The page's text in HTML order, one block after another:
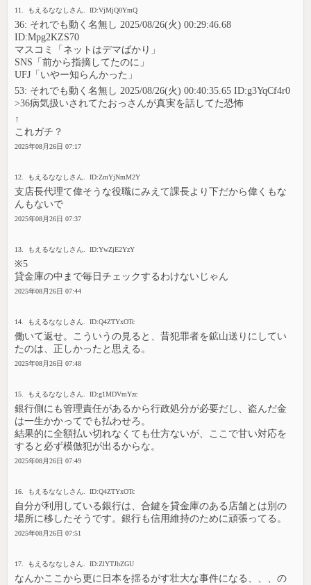
11. もえるななしさん. ID:VjMjQ0YmQ
36: それでも動く名無し 2025/08/26(火) 00:29:46.68
ID:Mpg2KZS70
マスコミ「ネットはデマばかり」
SNS「前から指摘してたのに」
UFJ「いやー知らんかった」
53: それでも動く名無し 2025/08/26(火) 00:40:35.65 ID:g3YqCf4r0
>36病気扱いされてたおっさんが真実を話してた恐怖
↑
これガチ？
2025年08月26日 07:17
12. もえるななしさん. ID:ZmYjNmM2Y
支店長代理て偉そうな役職にみえて課長より下だから偉くもな
んもないで
2025年08月26日 07:37
13. もえるななしさん. ID:YwZjE2YzY
※5
貸金庫の中まで毎日チェックするわけないじゃん
2025年08月26日 07:44
14. もえるななしさん. ID:Q4ZTYxOTc
働いて返せ。こういうの見ると、昔犯罪者を鉱山送りにしてい
たのは、正しかったと思える。
2025年08月26日 07:48
15. もえるななしさん. ID:g1MDVmYzc
銀行側にも管理責任があるから行政処分が必要だし、盗んだ金
は一生かかってでも払わせろ。
結果的に全額払い切れなくても仕方ないが、ここで甘い対応を
すると必ず模倣犯が出るからな。
2025年08月26日 07:49
16. もえるななしさん. ID:Q4ZTYxOTc
自分が利用している銀行は、合鍵を貸金庫のある店舗とは別の
場所に移したそうです。銀行も信用維持のために頑張ってる。
2025年08月26日 07:51
17. もえるななしさん. ID:ZlYTJhZGU
なんかここから更に日本を揺るがす壮大な事件になる、、、の